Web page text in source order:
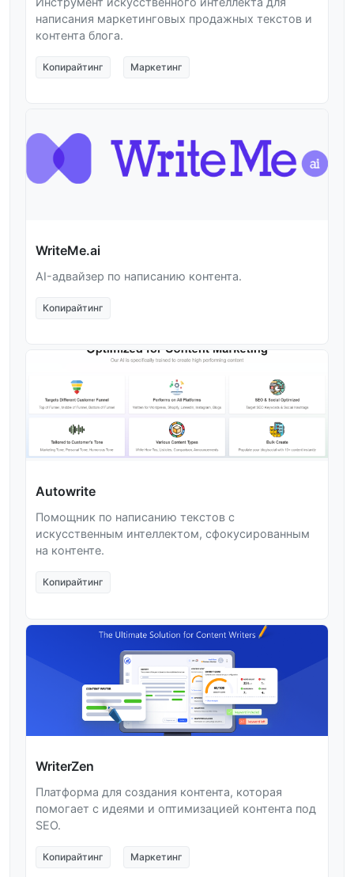
написания маркетинговых продажных текстов и
контента блога.
Копирайтинг Маркетинг
WriteMe.ai
AI-адвайзер по написанию контента.
Копирайтинг
Autowrite
Помощник по написанию текстов с
искусственным интеллектом, сфокусированным
на контенте.
Копирайтинг
WriterZen
Платформа для создания контента, которая
помогает с идеями и оптимизацией контента под
SEO.
Копирайтинг Маркетинг